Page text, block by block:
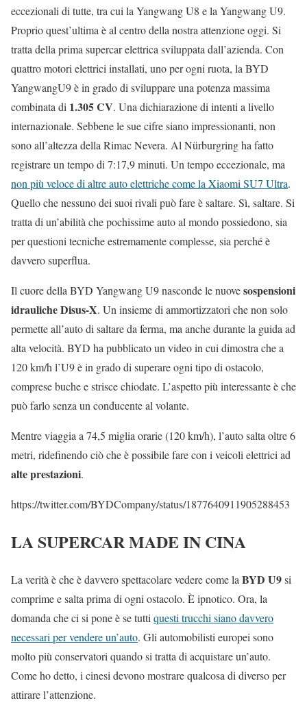
eccezionali di tutte, tra cui la Yangwang U8 e la Yangwang U9.
Proprio quest’ultima è al centro della nostra attenzione oggi. Si
tratta della prima supercar elettrica sviluppata dall’azienda. Con
quattro motori elettrici installati, uno per ogni ruota, la BYD
YangwangU9 è in grado di sviluppare una potenza massima
combinata di 1.305 CV. Una dichiarazione di intenti a livello
internazionale. Sebbene le sue cifre siano impressionanti, non
sono all’altezza della Rimac Nevera. Al Nürburgring ha fatto
registrare un tempo di 7:17,9 minuti. Un tempo eccezionale, ma
non più veloce di altre auto elettriche come la Xiaomi SU7 Ultra.
Quello che nessuno dei suoi rivali può fare è saltare. Sì, saltare. Si
tratta di un’abilità che pochissime auto al mondo possiedono, sia
per questioni tecniche estremamente complesse, sia perché è
davvero superflua.
Il cuore della BYD Yangwang U9 nasconde le nuovesospensioni
idrauliche Disus-X. Un insieme di ammortizzatori che non solo
permette all’auto di saltare da ferma, ma anche durante la guida ad
alta velocità. BYD ha pubblicato un video in cui dimostra che a
120 km/h l’U9 è in grado di superare ogni tipo di ostacolo,
comprese buche e strisce chiodate. L’aspetto più interessante è che
può farlo senza un conducente al volante.
Mentre viaggia a 74,5 miglia orarie (120 km/h), l’auto salta oltre 6
metri, ridefinendo ciò che è possibile fare con i veicoli elettrici ad
alte prestazioni.
https://twitter.com/BYDCompany/status/1877640911905288453
LA SUPERCAR MADE IN CINA
La verità è che è davvero spettacolare vedere come la BYD U9si
comprime e salta prima di ogni ostacolo. È ipnotico. Ora, la
domanda che ci si pone è se tutti questi trucchi siano davvero
necessari per vendere un’auto. Gli automobilisti europei sono
molto più conservatori quando si tratta di acquistare un’auto.
Come ho detto, i cinesi devono mostrare qualcosa di diverso per
attirare l’attenzione.